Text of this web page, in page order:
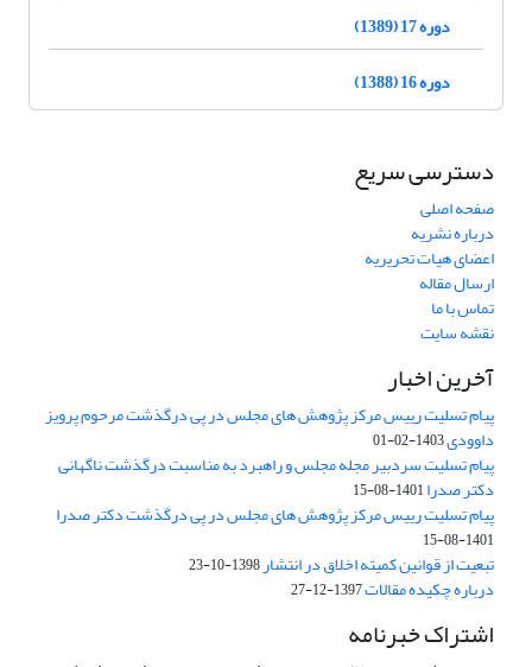
دوره 17 (1389)
دوره 16 (1388)
دسترسی سریع
صفحه اصلی
درباره نشریه
اعضای هیات تحریریه
ارسال مقاله
تماس با ما
نقشه سایت
آخرین اخبار
پیام تسلیت رییس مرکز پژوهش های مجلس در پی درگذشت مرحوم پرویز
داوودی1403-02-01
پیام تسلیت سردبیر مجله مجلس و راهبرد به مناسبت درگذشت ناگهانی
دکتر صدرا1401-08-15
پیام تسلیت رییس مرکز پژوهش های مجلس در پی درگذشت دکتر صدرا
1401-08-15
تبعیت از قوانین کمیته اخلاق در انتشار1398-10-23
درباره چکیده مقالات1397-12-27
اشتراک خبرنامه